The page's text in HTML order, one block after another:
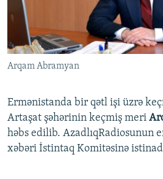
Arqam Abramyan
Ermənistanda bir qətl işi üzrə
Artaşat şəhərinin keçmiş meri
həbs edilib. AzadlıqRadiosunun
xəbəri İstintaq Komitəsinə